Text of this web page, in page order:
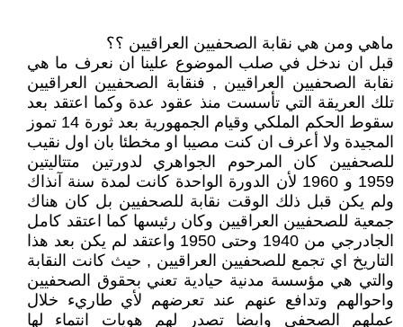
ماهي ومن هي نقابة الصحفيين العراقيين ؟؟
قبل ان ندخل في صلب الموضوع علينا ان نعرف ما هي
نقابة الصحفيين العراقيين , فنقابة الصحفيين العراقيين
تلك العريقة التي تأسست منذ عقود عدة وكما اعتقد بعد
سقوط الحكم الملكي وقيام الجمهورية بعد ثورة 14 تموز
المجيدة ولا أعرف ان كنت مصيبا او مخطئا بان اول نقيب
للصحفيين كان المرحوم الجواهري لدورتين متتاليتين
1959 و 1960 لأن الدورة الواحدة كانت لمدة سنة آنذاك
ولم يكن قبل ذلك الوقت نقابة للصحفيين بل كان هناك
جمعية للصحفيين العراقيين وكان رئيسها كما اعتقد كامل
الجادرجي من 1940 وحتى 1950 واعتقد لم يكن بعد هذا
التاريخ اي تجمع للصحفيين العراقيين , حيث كانت النقابة
والتي هي مؤسسة مدنية حيادية تعني بحقوق الصحفيين
واحوالهم وتدافع عنهم عند تعرضهم لأي طاريء خلال
عملهم الصحفي وايضا تصدر لهم هويات انتماء لها